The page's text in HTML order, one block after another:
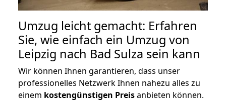
Umzug leicht gemacht: Erfahren
Sie, wie einfach ein Umzug von
Leipzig nach Bad Sulza sein kann
Wir können Ihnen garantieren, dass unser
professionelles Netzwerk Ihnen nahezu alles zu
einem kostengünstigen Preisanbieten können.